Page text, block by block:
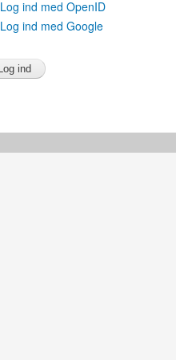
Log ind med OpenID
Log ind med Google